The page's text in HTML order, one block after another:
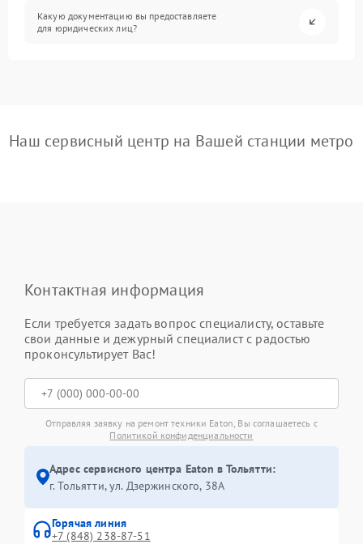
Какую документацию вы предоставляете
для юридических лиц?
Наш сервисный центр на Вашей станции метро
Контактная информация
Если требуется задать вопрос специалисту, оставьте
свои данные и дежурный специалист с радостью
проконсультирует Вас!
Отправляя заявку на ремонт техники Eaton, Вы соглашаетесь с
Политикой конфиденциальности
Адрес сервисного центра Eaton в Тольятти:
г. Тольятти, ул. Дзержинского, 38А
Горячая линия
+7 (848) 238-87-51